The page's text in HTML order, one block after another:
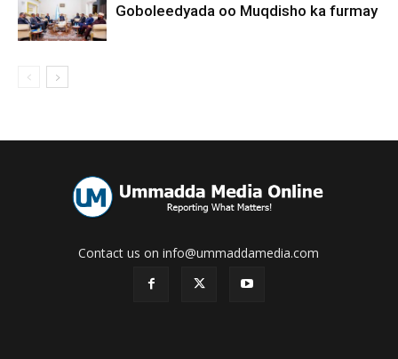
Goboleedyada oo Muqdisho ka furmay
Contact us on info@ummaddamedia.com